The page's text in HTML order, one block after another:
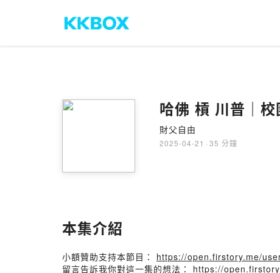
哈佛 槓 川普｜
財父自由
2025-04-21 · 35 分鐘
本集介紹
小額贊助支持本節目： https://open.firstory.me/
留言告訴我你對這一集的想法： https://